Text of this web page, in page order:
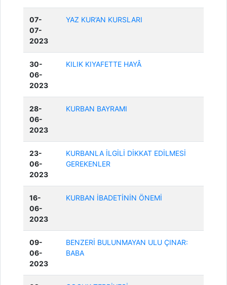
07-
07-
2023
YAZ KUR’AN KURSLARI
30-
06-
2023
KILIK KIYAFETTE HAYÂ
28-
06-
2023
KURBAN BAYRAMI
23-
06-
2023
KURBANLA İLGİLİ DİKKAT EDİLMESİ
GEREKENLER
16-
06-
2023
KURBAN İBADETİNİN ÖNEMİ
09-
06-
2023
BENZERİ BULUNMAYAN ULU ÇINAR:
BABA